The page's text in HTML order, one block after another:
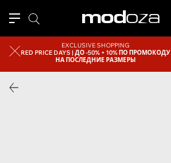
EXCLUSIVE SHOPPING
RED PRICE DAYS |ДО -50% + 10% ПО ПРОМОКОДУ
НА ПОСЛЕДНИЕ РАЗМЕРЫ